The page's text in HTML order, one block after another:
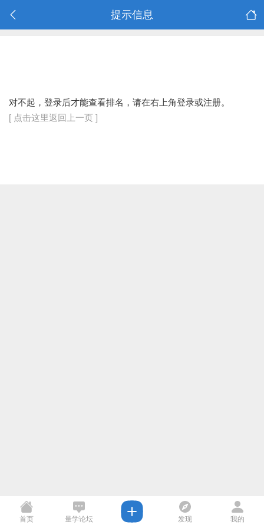
提示信息
对不起，登录后才能查看排名，请在右上角登录或注册。
[ 点击这里返回上一页 ]
首页 量学论坛 发现 我的